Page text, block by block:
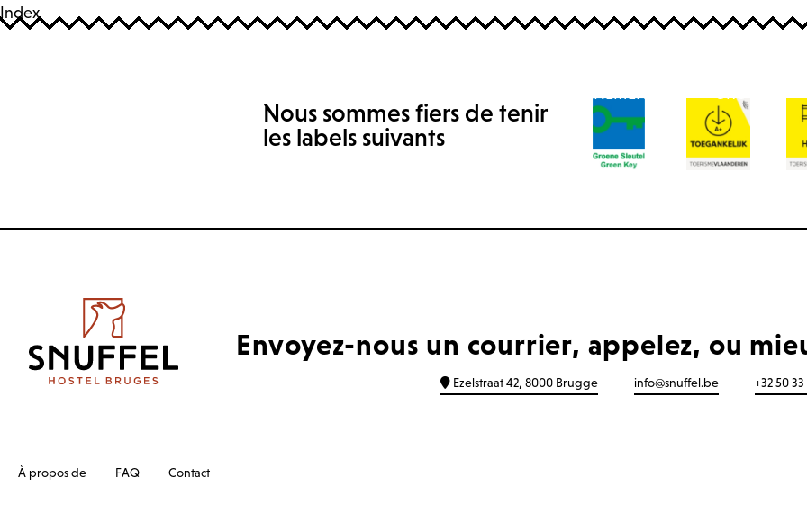
ÉVÉNEMENTS GROUPES
ÉVÉNEMENTS GROUPES
Index
Nous sommes fiers de tenir
les labels suivants
Envoyez-nous un courrier, appelez, ou
Ezelstraat 42, 8000 Brugge info@snuffel.be +32 50 33
À propos de FAQ Contact